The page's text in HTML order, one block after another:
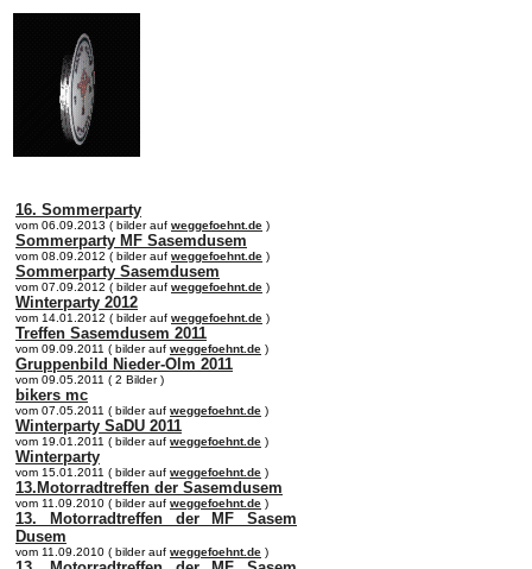
16. Sommerparty
vom 06.09.2013 ( bilder auf weggefoehnt.de )
Sommerparty MF Sasemdusem
vom 08.09.2012 ( bilder auf weggefoehnt.de )
Sommerparty Sasemdusem
vom 07.09.2012 ( bilder auf weggefoehnt.de )
Winterparty 2012
vom 14.01.2012 ( bilder auf weggefoehnt.de )
Treffen Sasemdusem 2011
vom 09.09.2011 ( bilder auf weggefoehnt.de )
Gruppenbild Nieder-Olm 2011
vom 09.05.2011 ( 2 Bilder )
bikers mc
vom 07.05.2011 ( bilder auf weggefoehnt.de )
Winterparty SaDU 2011
vom 19.01.2011 ( bilder auf weggefoehnt.de )
Winterparty
vom 15.01.2011 ( bilder auf weggefoehnt.de )
13.Motorradtreffen der Sasemdusem
vom 11.09.2010 ( bilder auf weggefoehnt.de )
13. Motorradtreffen der MF Sasem
Dusem
vom 11.09.2010 ( bilder auf weggefoehnt.de )